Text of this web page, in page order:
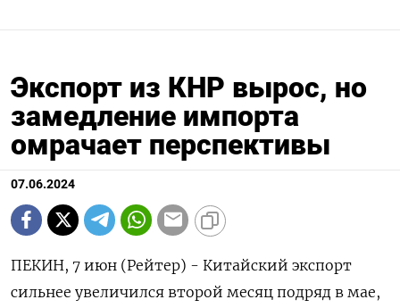
Экспорт из КНР вырос, но
замедление импорта
омрачает перспективы
07.06.2024
ПЕКИН, 7 июн (Рейтер) - Китайский экспорт
сильнее увеличился второй месяц подряд в мае,